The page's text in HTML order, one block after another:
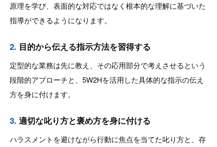
原理を学び、表面的な対応ではなく根本的な理解に基づいた
指導ができるようになります。
2. 目的から伝える指示方法を習得する
定型的な業務は先に教え、その応用部分で考えさせるという
段階的アプローチと、5W2Hを活用した具体的な指示の伝え
方を身に付けます。
3. 適切な叱り方と褒め方を身に付ける
ハラスメントを避けながら行動に焦点を当てた叱り方と、存